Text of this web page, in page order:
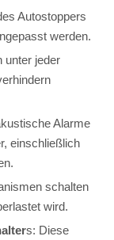
Autostoppers
werden.
unter jeder
Alarme
einschließlich
schalten
wird.
s: Diese